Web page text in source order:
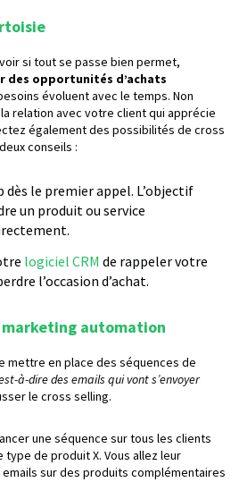
si tout se passe bien permet,
des opportunités d’achats
évoluent avec le temps. Non
relation avec votre client qui apprécie
également des possibilités de cross
conseils :
dès le premier appel. L’objectif
un produit ou service
logiciel CRM de rappeler votre
l’occasion d’achat.
marketing automation
mettre en place des séquences de
à-dire des emails qui vont s’envoyer
le cross selling.
une séquence sur tous les clients
de produit X. Vous allez leur
sur des produits complémentaires